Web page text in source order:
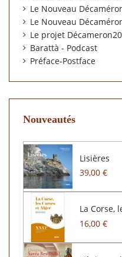
Le Nouveau
Le Nouveau
Le projet
Barattà - Podcast
Préface-Postface
Nouveautés
Lisières
39,00 €
La Corse,
16,00 €